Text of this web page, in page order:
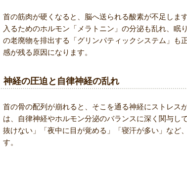
首の筋肉が硬くなると、脳へ送られる酸素が不足しま
入るためのホルモン「メラトニン」の分泌も乱れ、眠
の老廃物を排出する「グリンパティックシステム」も
感が残る原因になります。
神経の圧迫と自律神経の乱れ
首の骨の配列が崩れると、そこを通る神経にストレス
は、自律神経やホルモン分泌のバランスに深く関与し
抜けない」「夜中に目が覚める」「寝汗が多い」など
す。